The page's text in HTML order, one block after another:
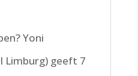
Yoni
Limburg) geeft 7